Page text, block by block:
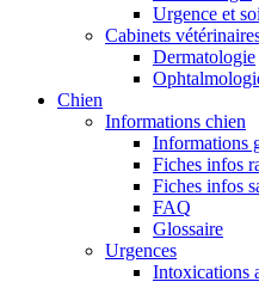
Urgence et
Cabinets
Dermatologie
Chien
Informations chien
Informations
Fiches infos
Fiches infos
FAQ
Glossaire
Urgences
Intoxications